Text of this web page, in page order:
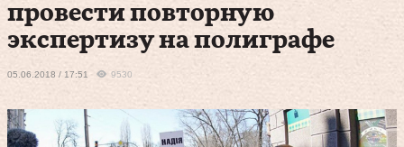
провести повторную
экспертизу на полиграфе
05.06.2018 / 17:51 9530